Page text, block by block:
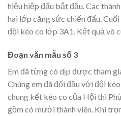
hiệu hiệp đấu bắt đầu. Các
hai lớp căng sức chiến đấu.
đội kéo co lớp 3A1. Kết quả vô
Đoạn văn mẫu số 3
Em đã từng có dịp được tham
Chúng em đã đối đầu với đội
chung kết kéo co của Hội thi
gồm có mười thành viên. Khi